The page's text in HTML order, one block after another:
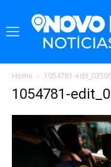
Home 1054781-edit_03505
1054781-